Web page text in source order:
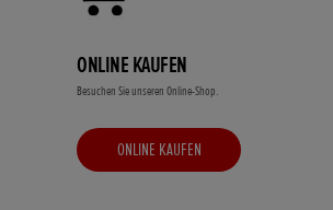
ONLINE KAUFEN
Besuchen Sie unseren Online-Shop.
ONLINE KAUFEN